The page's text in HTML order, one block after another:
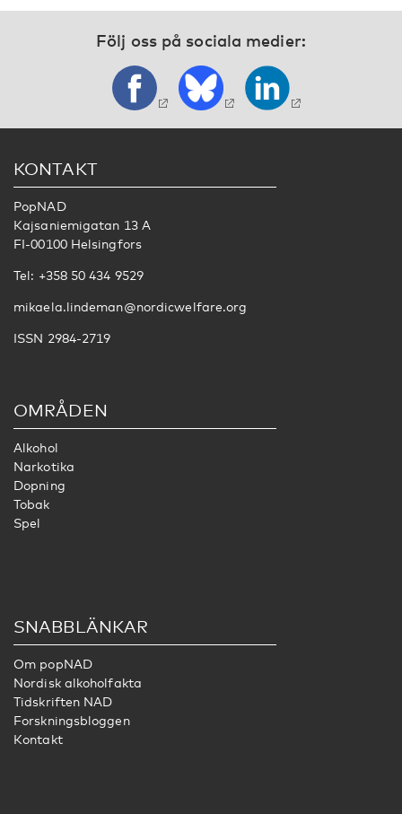
Följ oss på sociala medier:
KONTAKT
PopNAD
Kajsaniemigatan 13 A
FI-00100 Helsingfors
Tel: +358 50 434 9529
mikaela.lindeman@nordicwelfare.org
ISSN 2984-2719
OMRÅDEN
Alkohol
Narkotika
Dopning
Tobak
Spel
SNABBLÄNKAR
Om popNAD
Nordisk alkoholfakta
Tidskriften NAD
Forskningsbloggen
Kontakt